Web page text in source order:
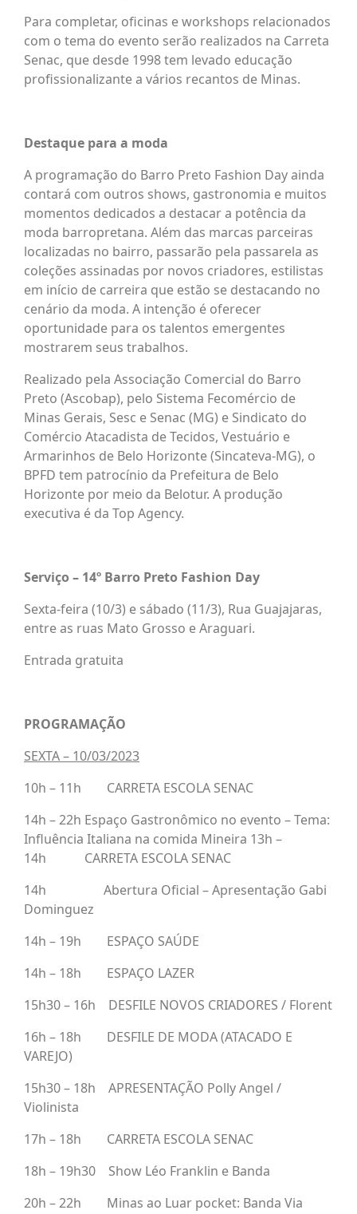
Para completar, oficinas e workshops relacionados
com o tema do evento serão realizados na Carreta
Senac, que desde 1998 tem levado educação
profissionalizante a vários recantos de Minas.
Destaque para a moda
A programação do Barro Preto Fashion Day ainda
contará com outros shows, gastronomia e muitos
momentos dedicados a destacar a potência da
moda barropretana. Além das marcas parceiras
localizadas no bairro, passarão pela passarela as
coleções assinadas por novos criadores, estilistas
em início de carreira que estão se destacando no
cenário da moda. A intenção é oferecer
oportunidade para os talentos emergentes
mostrarem seus trabalhos.
Realizado pela Associação Comercial do Barro
Preto (Ascobap), pelo Sistema Fecomércio de
Minas Gerais, Sesc e Senac (MG) e Sindicato do
Comércio Atacadista de Tecidos, Vestuário e
Armarinhos de Belo Horizonte (Sincateva-MG), o
BPFD tem patrocínio da Prefeitura de Belo
Horizonte por meio da Belotur. A produção
executiva é da Top Agency.
Serviço – 14º Barro Preto Fashion Day
Sexta-feira (10/3) e sábado (11/3), Rua Guajajaras,
entre as ruas Mato Grosso e Araguari.
Entrada gratuita
PROGRAMAÇÃO
SEXTA – 10/03/2023
10h – 11h CARRETA ESCOLA SENAC
14h – 22h Espaço Gastronômico no evento – Tema:
Influência Italiana na comida Mineira 13h –
14h CARRETA ESCOLA SENAC
14h Abertura Oficial – Apresentação Gabi
Dominguez
14h – 19h ESPAÇO SAÚDE
14h – 18h ESPAÇO LAZER
15h30 – 16h DESFILE NOVOS CRIADORES / Florent
16h – 18h DESFILE DE MODA (ATACADO E
VAREJO)
15h30 – 18h APRESENTAÇÃO Polly Angel /
Violinista
17h – 18h CARRETA ESCOLA SENAC
18h – 19h30 Show Léo Franklin e Banda
20h – 22h Minas ao Luar pocket: Banda Via